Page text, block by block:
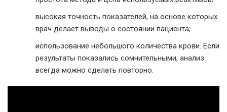
высокая точность показателей, на основе которых
врач делает выводы о состоянии пациента;
использование небольшого количества крови. Если
результаты показались сомнительными, анализ
всегда можно сделать повторно.